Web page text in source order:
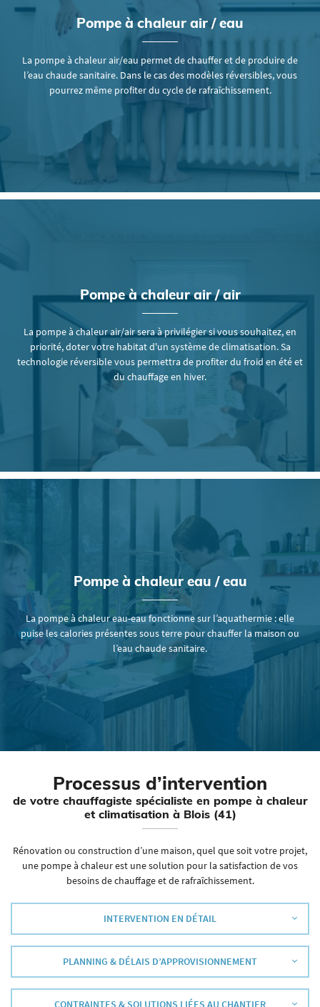
Pompe à chaleur air / eau
La pompe à chaleur air/eau permet de chauffer et de produire de
l’eau chaude sanitaire. Dans le cas des modèles réversibles, vous
pourrez même profiter du cycle de rafraîchissement.
Pompe à chaleur air / air
La pompe à chaleur air/air sera à privilégier si vous souhaitez, en
priorité, doter votre habitat d'un système de climatisation. Sa
technologie réversible vous permettra de profiter du froid en été et
du chauffage en hiver.
Pompe à chaleur eau / eau
La pompe à chaleur eau-eau fonctionne sur l’aquathermie : elle
puise les calories présentes sous terre pour chauffer la maison ou
l’eau chaude sanitaire.
Processus d’intervention
de votre chauffagiste spécialiste en pompe à chaleur
et climatisation à Blois (41)
Rénovation ou construction d’une maison, quel que soit votre projet,
une pompe à chaleur est une solution pour la satisfaction de vos
besoins de chauffage et de rafraîchissement.
INTERVENTION EN DÉTAIL
PLANNING & DÉLAIS D’APPROVISIONNEMENT
CONTRAINTES & SOLUTIONS LIÉES AU CHANTIER